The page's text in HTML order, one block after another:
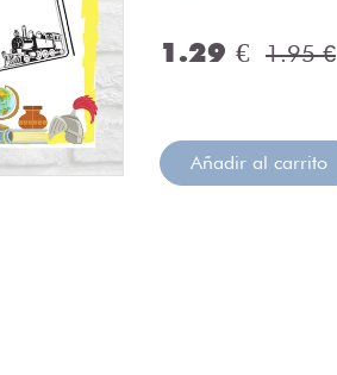
1.29 € 1.95 €
Añadir al carrito